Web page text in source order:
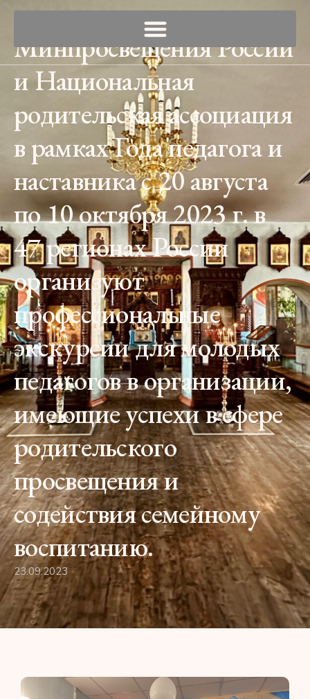
Минпросвещения России
и Национальная
родительская ассоциация
в рамках Года педагога и
наставника с 20 августа
по 10 октября 2023 г. в
47 регионах России
организуют
профессиональные
экскурсии для молодых
педагогов в организации,
имеющие успехи в сфере
родительского
просвещения и
содействия семейному
воспитанию.
23.09.2023